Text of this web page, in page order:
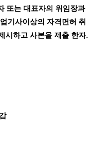
또는 대표자의 위임장과
기사이상의 자격면허 취
시하고 사본을 제출 한자.